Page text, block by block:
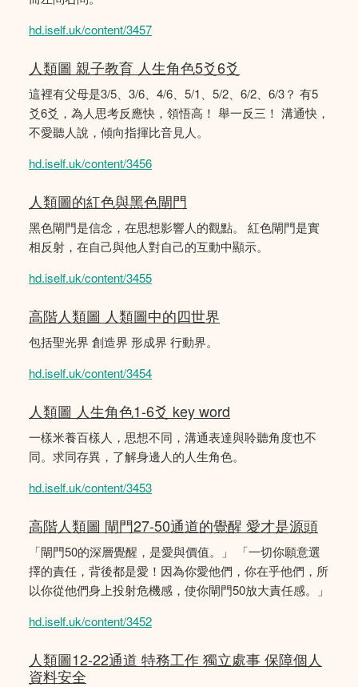
hd.iself.uk/content/3457
人類圖 親子教育 人生角色5爻6爻
這裡有父母是3/5、3/6、4/6、5/1、5/2、6/2、6/3？ 有5
爻6爻，為人思考反應快，領悟高！ 舉一反三！ 溝通快，
不愛聽人說，傾向指揮比音見人。
hd.iself.uk/content/3456
人類圖的紅色與黑色閘門
黑色閘門是信念，在思想影響人的觀點。 紅色閘門是實
相反射，在自己與他人對自己的互動中顯示。
hd.iself.uk/content/3455
高階人類圖 人類圖中的四世界
包括聖光界 創造界 形成界 行動界。
hd.iself.uk/content/3454
人類圖 人生角色1-6爻 key word
一樣米養百樣人，思想不同，溝通表達與聆聽角度也不
同。求同存異，了解身邊人的人生角色。
hd.iself.uk/content/3453
高階人類圖 閘門27-50通道的覺醒 愛才是源頭
「閘門50的深層覺醒，是愛與價值。」 「一切你願意選
擇的責任，背後都是愛！因為你愛他們，你在乎他們，所
以你從他們身上投射危機感，使你閘門50放大責任感。」
hd.iself.uk/content/3452
人類圖12-22通道 特務工作 獨立處事 保障個人
資料安全